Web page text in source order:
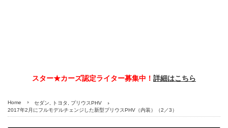
スター★カーズ認定ライター募集中！ 詳細はこちら
Home セダン トヨタ
プリウスPHV
2017年2月にフルモデルチェンジした新型プリウスPHV（内装）（2／3）